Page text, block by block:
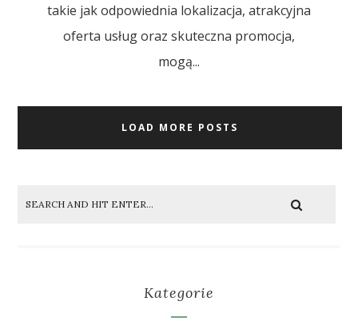
takie jak odpowiednia lokalizacja, atrakcyjna
oferta usług oraz skuteczna promocja,
mogą...
LOAD MORE POSTS
Kategorie